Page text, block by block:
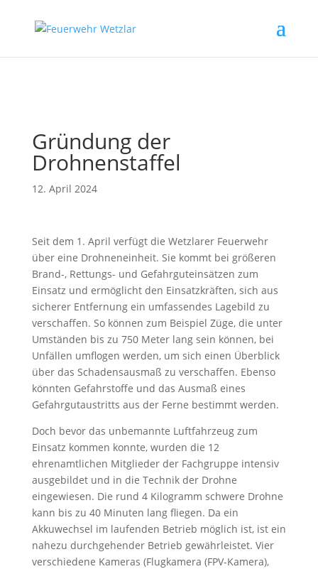
title-Attribut liest
Gründung der
Drohnenstaffel
12. April 2024
Seit dem 1. April verfügt die Wetzlarer Feuerwehr
über eine Drohneneinheit. Sie kommt bei größeren
Brand-, Rettungs- und Gefahrguteinsätzen zum
Einsatz und ermöglicht den Einsatzkräften, sich aus
sicherer Entfernung ein umfassendes Lagebild zu
verschaffen. So können zum Beispiel Züge, die unter
Umständen bis zu 750 Meter lang sein können, bei
Unfällen umflogen werden, um sich einen Überblick
über das Schadensausmaß zu verschaffen. Ebenso
könnten Gefahrstoffe und das Ausmaß eines
Gefahrgutaustritts aus der Ferne bestimmt werden.
Doch bevor das unbemannte Luftfahrzeug zum
Einsatz kommen konnte, wurden die 12
ehrenamtlichen Mitglieder der Fachgruppe intensiv
ausgebildet und in die Technik der Drohne
eingewiesen. Die rund 4 Kilogramm schwere Drohne
kann bis zu 40 Minuten lang fliegen. Da ein
Akkuwechsel im laufenden Betrieb möglich ist, ist ein
nahezu durchgehender Betrieb gewährleistet. Vier
verschiedene Kameras (Flugkamera (FPV-Kamera),